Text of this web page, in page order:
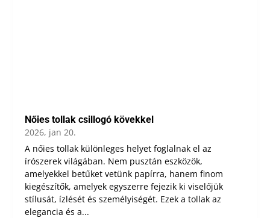
Nőies tollak csillogó kövekkel
2026, jan 20.
A nőies tollak különleges helyet foglalnak el az
írószerek világában. Nem pusztán eszközök,
amelyekkel betűket vetünk papírra, hanem finom
kiegészítők, amelyek egyszerre fejezik ki viselőjük
stílusát, ízlését és személyiségét. Ezek a tollak az
elegancia és a...